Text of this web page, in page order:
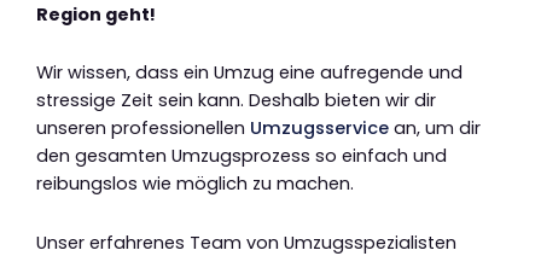
Region geht!
Wir wissen, dass ein Umzug eine aufregende und
stressige Zeit sein kann. Deshalb bieten wir dir
unseren professionellen Umzugsservice an, um dir
den gesamten Umzugsprozess so einfach und
reibungslos wie möglich zu machen.
Unser erfahrenes Team von Umzugsspezialisten